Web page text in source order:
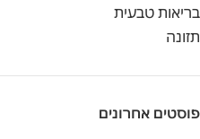
בריאות טבעית
תזונה
פוסטים אחרונים